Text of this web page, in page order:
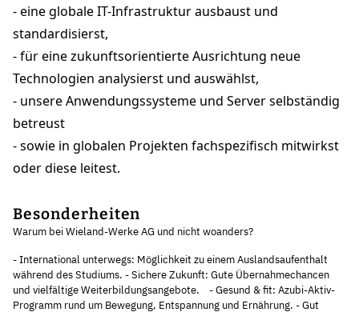
- eine globale IT-Infrastruktur ausbaust und
standardisierst,
- für eine zukunftsorientierte Ausrichtung neue
Technologien analysierst und auswählst,
- unsere Anwendungssysteme und Server selbständig
betreust
- sowie in globalen Projekten fachspezifisch mitwirkst
oder diese leitest.
Besonderheiten
Warum bei Wieland-Werke AG und nicht woanders?
- International unterwegs: Möglichkeit zu einem Auslandsaufenthalt
während des Studiums. - Sichere Zukunft: Gute Übernahmechancen
und vielfältige Weiterbildungsangebote. - Gesund & fit: Azubi-Aktiv-
Programm rund um Bewegung, Entspannung und Ernährung. - Gut